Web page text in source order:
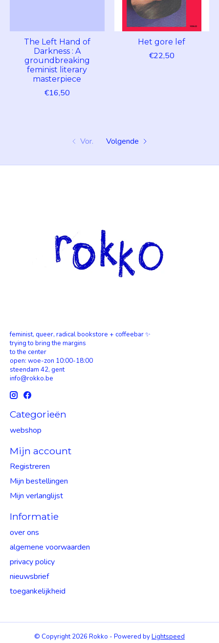
The Left Hand of
Darkness : A
groundbreaking
feminist literary
masterpiece
€16,50
Het gore lef
€22,50
Vor. Volgende
feminist, queer, radical bookstore + coffeebar ✨
trying to bring the margins
to the center
open: woe-zon 10:00-18:00
steendam 42, gent
info@rokko.be
Categorieën
webshop
Mijn account
Registreren
Mijn bestellingen
Mijn verlanglijst
Informatie
over ons
algemene voorwaarden
privacy policy
nieuwsbrief
toegankelijkheid
© Copyright 2026 Rokko - Powered byLightspeed